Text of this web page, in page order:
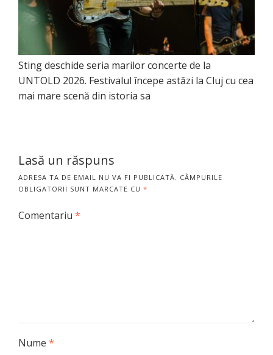
Sting deschide seria marilor concerte de la
UNTOLD 2026. Festivalul începe astăzi la Cluj cu cea
mai mare scenă din istoria sa
Lasă un răspuns
ADRESA TA DE EMAIL NU VA FI PUBLICATĂ.
CÂMPURILE
OBLIGATORII SUNT MARCATE CU *
Comentariu *
Nume *